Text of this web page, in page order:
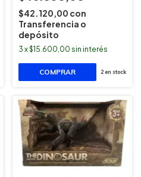
$42.120,00 con
Transferencia o
depósito
3 x$15.600,00 sin interés
COMPRAR 2en stock